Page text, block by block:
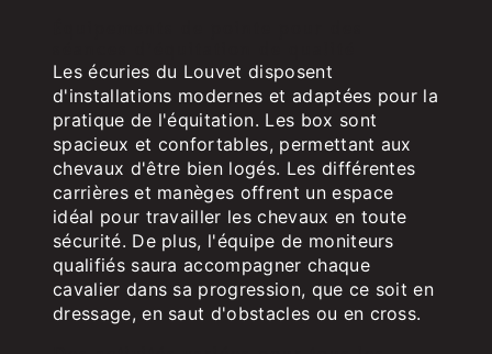
Les écuries du Louvet disposent
d'installations modernes et adaptées pour la
pratique de l'équitation. Les box sont
spacieux et confortables, permettant aux
chevaux d'être bien logés. Les différentes
carrières et manèges offrent un espace
idéal pour travailler les chevaux en toute
sécurité. De plus, l'équipe de moniteurs
qualifiés saura accompagner chaque
cavalier dans sa progression, que ce soit en
dressage, en saut d'obstacles ou en cross.